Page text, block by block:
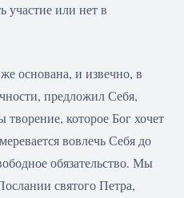
участие или нет в
основана, и извечно, в
предложил Себя,
которое Бог хочет
вовлечь Себя до
обязательство. Мы
святого Петра,